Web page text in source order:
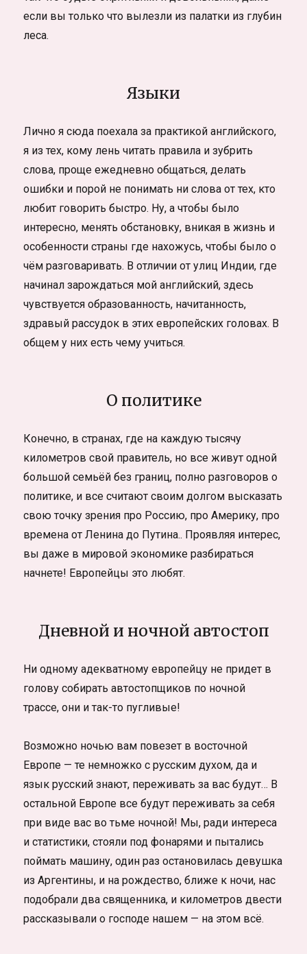
если вы только что вылезли из палатки из глубин
леса.
Языки
Лично я сюда поехала за практикой английского,
я из тех, кому лень читать правила и зубрить
слова, проще ежедневно общаться, делать
ошибки и порой не понимать ни слова от тех, кто
любит говорить быстро. Ну, а чтобы было
интересно, менять обстановку, вникая в жизнь и
особенности страны где нахожусь, чтобы было о
чём разговаривать. В отличии от улиц Индии, где
начинал зарождаться мой английский, здесь
чувствуется образованность, начитанность,
здравый рассудок в этих европейских головах. В
общем у них есть чему учиться.
О политике
Конечно, в странах, где на каждую тысячу
километров свой правитель, но все живут одной
большой семьёй без границ, полно разговоров о
политике, и все считают своим долгом высказать
свою точку зрения про Россию, про Америку, про
времена от Ленина до Путина.. Проявляя интерес,
вы даже в мировой экономике разбираться
начнете! Европейцы это любят.
Дневной и ночной автостоп
Ни одному адекватному европейцу не придет в
голову собирать автостопщиков по ночной
трассе, они и так-то пугливые!
Возможно ночью вам повезет в восточной
Европе — те немножко с русским духом, да и
язык русский знают, переживать за вас будут… В
остальной Европе все будут переживать за себя
при виде вас во тьме ночной! Мы, ради интереса
и статистики, стояли под фонарями и пытались
поймать машину, один раз остановилась девушка
из Аргентины, и на рождество, ближе к ночи, нас
подобрали два священника, и километров двести
рассказывали о господе нашем — на этом всё.